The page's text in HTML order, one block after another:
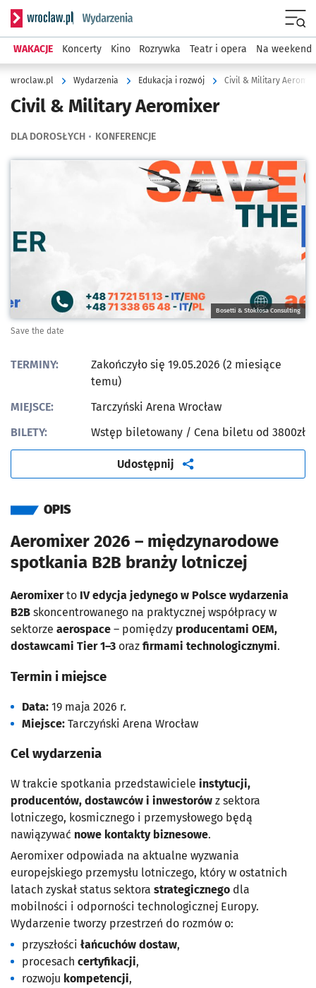
Serwis informacyjny wroclaw.pl podserwis: Wydarzenia
WAKACJE Koncerty Kino Rozrywka Teatr i opera Na weekend
wroclaw.pl Wydarzenia Edukacja i rozwój Civil & Military
Civil & Military Aeromixer
DLA DOROSŁYCH KONFERENCJE
Bosetti & Stokłosa Consulting
Save the date
TERMINY:
Zakończyło się 19.05.2026 (2 miesiące
temu)
MIEJSCE:
Tarczyński Arena Wrocław
BILETY:
Wstęp biletowany / Cena biletu od 3800zł
Udostępnij artykuł
OPIS
Aeromixer 2026 – międzynarodowe
spotkania B2B branży lotniczej
Aeromixerto IV edycja jedynego w Polsce wydarzenia
B2B skoncentrowanego na praktycznej współpracy w
sektorze aerospace – pomiędzy producentami OEM,
dostawcami Tier 1–3 oraz firmami technologicznymi.
Termin i miejsce
Data: 19 maja 2026 r.
Miejsce: Tarczyński Arena Wrocław
Cel wydarzenia
W trakcie spotkania przedstawiciele instytucji,
producentów, dostawców i inwestorów z sektora
lotniczego, kosmicznego i przemysłowego będą
nawiązywać nowe kontakty biznesowe.
Aeromixer odpowiada na aktualne wyzwania
europejskiego przemysłu lotniczego, który w ostatnich
latach zyskał status sektora strategicznego dla
mobilności i odporności technologicznej Europy.
Wydarzenie tworzy przestrzeń do rozmów o:
przyszłości łańcuchów dostaw,
procesach certyfikacji,
rozwoju kompetencji,